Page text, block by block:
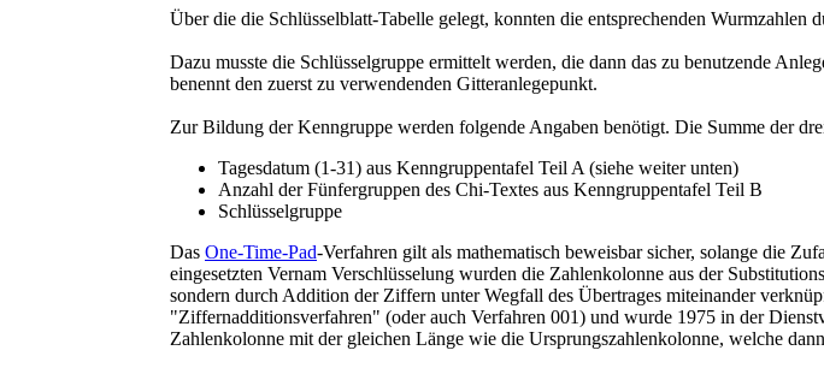
Über die die Schlüsselblatt-Tabelle gelegt, konnten die entsprechenden
Dazu musste die Schlüsselgruppe ermittelt werden, die dann das zu benutzende
benennt den zuerst zu verwendenden Gitteranlegepunkt.
Zur Bildung der Kenngruppe werden folgende Angaben benötigt. Die Summe der
Tagesdatum (1-31) aus Kenngruppentafel Teil A (siehe weiter unten)
Anzahl der Fünfergruppen des Chi-Textes aus Kenngruppentafel Teil B
Schlüsselgruppe
Das One-Time-Pad-Verfahren gilt als mathematisch beweisbar sicher, solange die
eingesetzten Vernam Verschlüsselung wurden die Zahlenkolonne aus der
sondern durch Addition der Ziffern unter Wegfall des Übertrages miteinander
"Ziffernadditionsverfahren" (oder auch Verfahren 001) und wurde 1975 in der
Zahlenkolonne mit der gleichen Länge wie die Ursprungszahlenkolonne, welche